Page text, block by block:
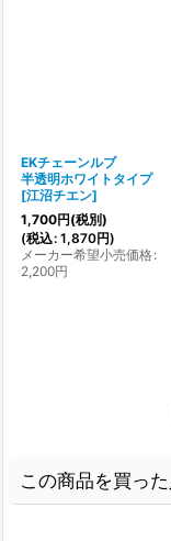
EKチェーンルブ
半透明ホワイトタイプ
[江沼チエン]
1,700円(税別)
(税込: 1,870円)
メーカー希望小売価格:
2,200円
この商品を買っ